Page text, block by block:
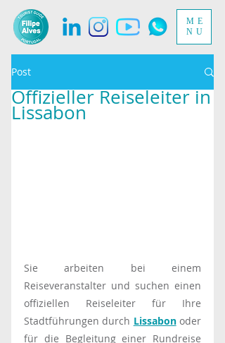
ME
NU
Post
Offizieller Reiseleiter in
Lissabon
Sie arbeiten bei einem
Reiseveranstalter und suchen einen
offiziellen Reiseleiter für Ihre
Stadtführungen durch Lissabon oder
für die Begleitung einer Rundreise